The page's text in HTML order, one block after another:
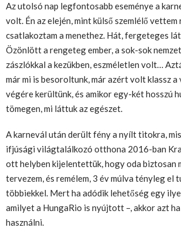
Az utolsó nap legfontosabb eseménye a
volt. Én az elején, mint külső szemlélő vettem
csatlakoztam a menethez. Hát, fergeteges
Özönlött a rengeteg ember, a sok-sok
zászlókkal a kezükben, eszméletlen volt…
már mi is besoroltunk, már azért volt klassz a
végére kerültünk, és amikor egy-két hosszú
tömegen, mi láttuk az egészet.
A karnevál után derült fény a nyílt titokra,
ifjúsági világtalálkozó otthona 2016-ban
ott helyben kijelentettük, hogy oda biztosan
tervezem, és remélem, 3 év múlva tényleg el
többiekkel. Mert ha adódik lehetőség egy
amilyet a HungaRio is nyújtott –, akkor azt
használni.